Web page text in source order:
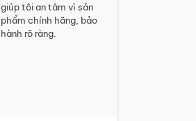
giúp tôi an tâm vì sản
phẩm chính hãng, bảo
hành rõ ràng.